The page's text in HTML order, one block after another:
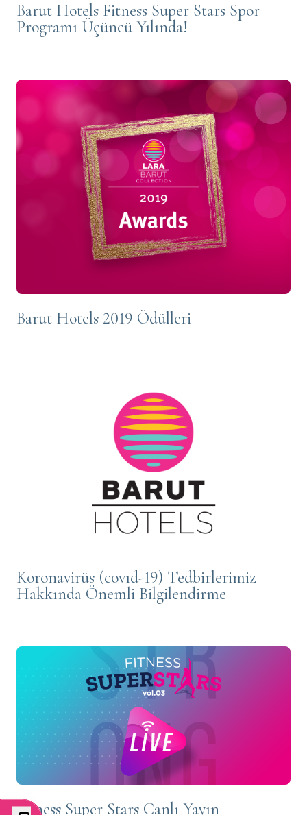
Barut Hotels Fitness Super Stars Spor
Programı Üçüncü Yılında!
Barut Hotels 2019 Ödülleri
Koronavirüs (covıd-19) Tedbirlerimiz
Hakkında Önemli Bilgilendirme
Fitness Super Stars Canlı Yayın